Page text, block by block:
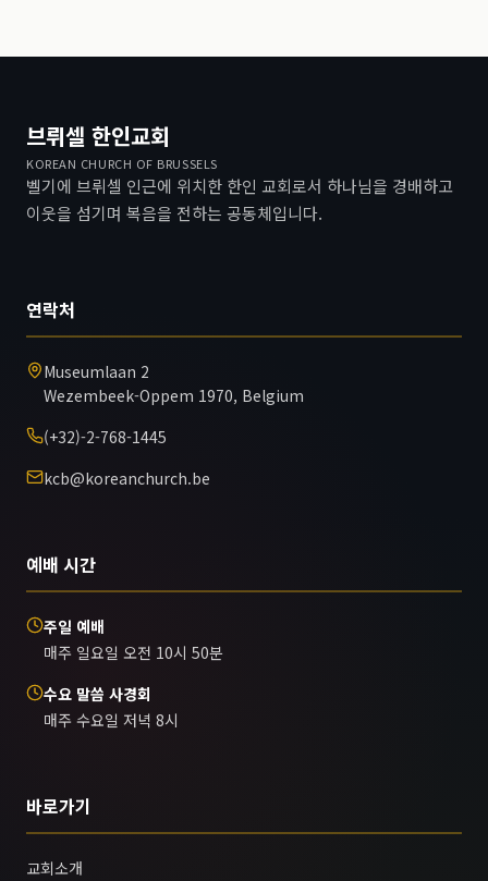
브뤼셀 한인교회
KOREAN CHURCH OF BRUSSELS
벨기에 브뤼셀 인근에 위치한 한인 교회로서 하나님을 경배하고
이웃을 섬기며 복음을 전하는 공동체입니다.
연락처
Museumlaan 2
Wezembeek-Oppem 1970, Belgium
(+32)-2-768-1445
kcb@koreanchurch.be
예배 시간
주일 예배
매주 일요일 오전 10시 50분
수요 말씀 사경회
매주 수요일 저녁 8시
바로가기
교회소개